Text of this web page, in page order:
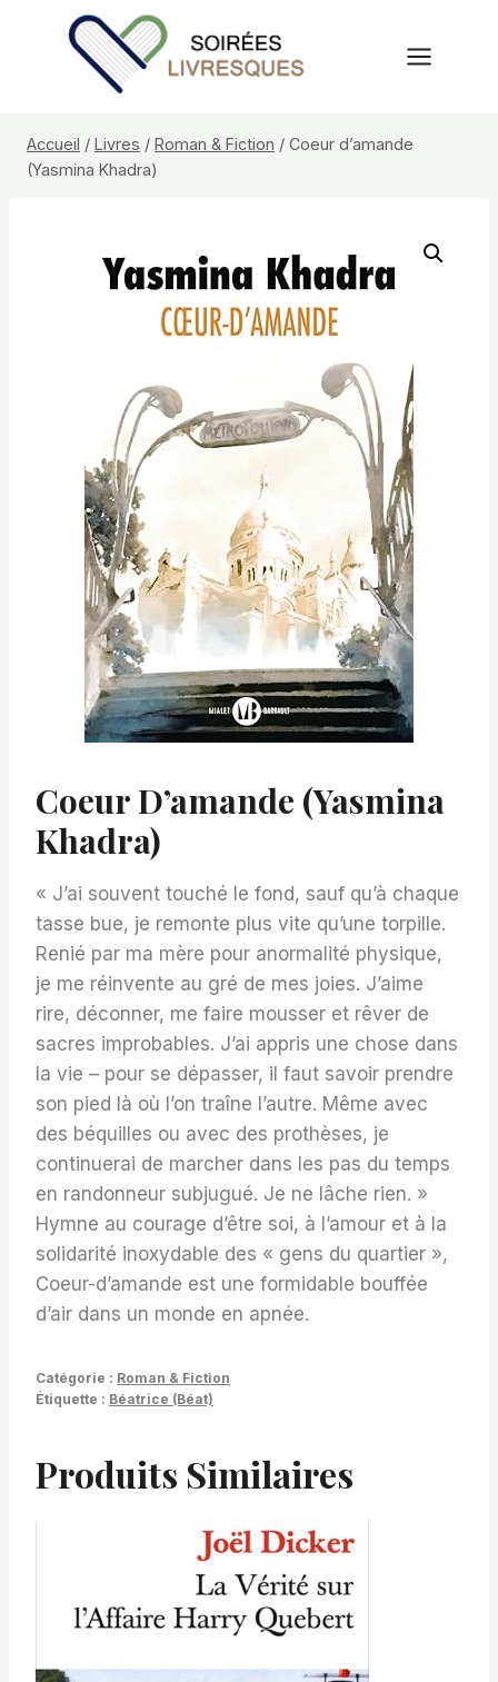
Accueil / Livres / Roman & Fiction / Coeur d’amande
(Yasmina Khadra)
Coeur D’amande (Yasmina
Khadra)
« J’ai souvent touché le fond, sauf qu’à chaque
tasse bue, je remonte plus vite qu’une torpille.
Renié par ma mère pour anormalité physique,
je me réinvente au gré de mes joies. J’aime
rire, déconner, me faire mousser et rêver de
sacres improbables. J’ai appris une chose dans
la vie – pour se dépasser, il faut savoir prendre
son pied là où l’on traîne l’autre. Même avec
des béquilles ou avec des prothèses, je
continuerai de marcher dans les pas du temps
en randonneur subjugué. Je ne lâche rien. »
Hymne au courage d’être soi, à l’amour et à la
solidarité inoxydable des « gens du quartier »,
Coeur-d’amande est une formidable bouffée
d’air dans un monde en apnée.
Catégorie : Roman & Fiction
Étiquette : Béatrice (Béat)
Produits Similaires